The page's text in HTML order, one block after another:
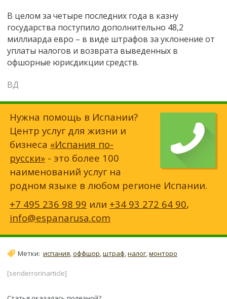
В целом за четыре последних года в казну
государства поступило дополнительно 48,2
миллиарда евро – в виде штрафов за уклонение от
уплаты налогов и возврата выведенных в
офшорные юрисдикции средств.
ВД
Нужна помощь в Испании?
Центр услуг для жизни и
бизнеса «Испания по-
русски» - это более 100
наименований услуг на
родном языке в любом регионе Испании.
+7 495 236 98 99 или +34 93 272 64 90,
info@espanarusa.com
Метки: испания,оффшор,штраф,налог,монторо
[senderrorinarticle]